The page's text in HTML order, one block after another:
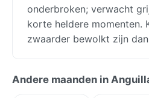
onderbroken; verwacht
korte heldere momenten.
zwaarder bewolkt zijn
Andere maanden in